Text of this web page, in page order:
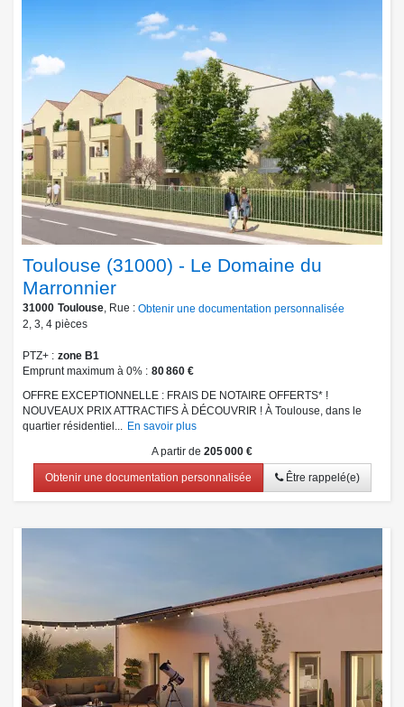
Toulouse (31000) - Le Domaine du
Marronnier
31000 Toulouse , Rue : Obtenir une documentation personnalisée
2 3 4 pièces
PTZ+
zone B1
Emprunt maximum à 0%
80 860 €
OFFRE EXCEPTIONNELLE : FRAIS DE NOTAIRE OFFERTS* !
NOUVEAUX PRIX ATTRACTIFS À DÉCOUVRIR ! À Toulouse, dans le
quartier résidentiel...
En savoir plus
A partir de 205 000 €
Obtenir une documentation personnalisée Être rappelé(e)